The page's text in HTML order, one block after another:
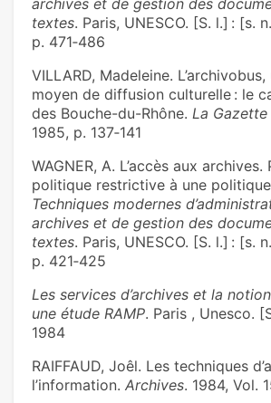
archives et de gestion des
textes. Paris, UNESCO. [S. l.] : [s.
p. 471‑486
VILLARD, Madeleine.
moyen de diffusion culturelle : le
des Bouche-du-Rhône. La
1985, p. 137‑141
WAGNER, A. L’accès aux archives.
politique restrictive à une
Techniques modernes
archives et de gestion des
textes. Paris, UNESCO. [S. l.] : [s.
p. 421‑425
Les services d’archives et la
une étude RAMP. Paris , Unesco.
1984
RAIFFAUD, Joêl. Les techniques
l’information. Archives. 1984, Vol.